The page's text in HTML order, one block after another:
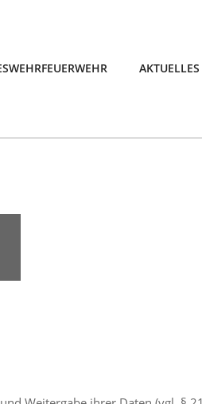
AKTUELLES